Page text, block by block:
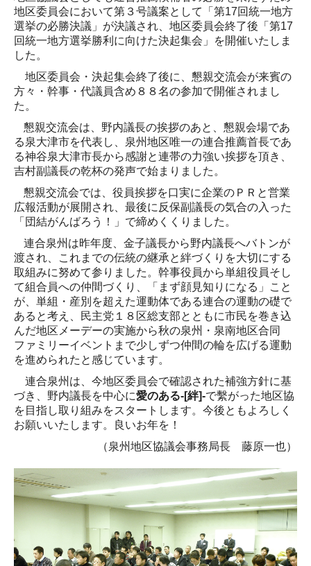
地区委員会において第３号議案として「第17回統一地方
選挙の必勝決議」が決議され、地区委員会終了後「第17
回統一地方選挙勝利に向けた決起集会」を開催いたしま
した。
地区委員会・決起集会終了後に、懇親交流会が来賓の
方々・幹事・代議員含め８８名の参加で開催されまし
た。
懇親交流会は、野内議長の挨拶のあと、懇親会場であ
る泉大津市を代表し、泉州地区唯一の連合推薦首長であ
る神谷泉大津市長から感謝と連帯の力強い挨拶を頂き、
吉村副議長の乾杯の発声で始まりました。
懇親交流会では、役員挨拶を口実に企業のＰＲと営業
広報活動が展開され、最後に反保副議長の気合の入った
「団結がんばろう！」で締めくくりました。
連合泉州は昨年度、金子議長から野内議長へバトンが
渡され、これまでの伝統の継承と絆づくりを大切にする
取組みに努めて参りました。幹事役員から単組役員そし
て組合員への仲間づくり、「まず顔見知りになる」こと
が、単組・産別を超えた運動体である連合の運動の礎で
あると考え、民主党１８区総支部とともに市民を巻き込
んだ地区メーデーの実施から秋の泉州・泉南地区合同
ファミリーイベントまで少しずつ仲間の輪を広げる運動
を進められたと感じています。
連合泉州は、今地区委員会で確認された補強方針に基
づき、野内議長を中心に愛のある‐[絆]-で繫がった地区協
を目指し取り組みをスタートします。今後ともよろしく
お願いいたします。良いお年を！
（泉州地区協議会事務局長 藤原一也）